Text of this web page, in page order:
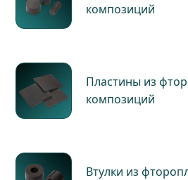
композиций
Пластины из
композиций
Втулки из